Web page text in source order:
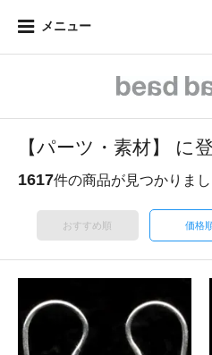
メニュー
【パーツ・素材】 に
1617件の商品が見つかりまし
おすすめ順 価格